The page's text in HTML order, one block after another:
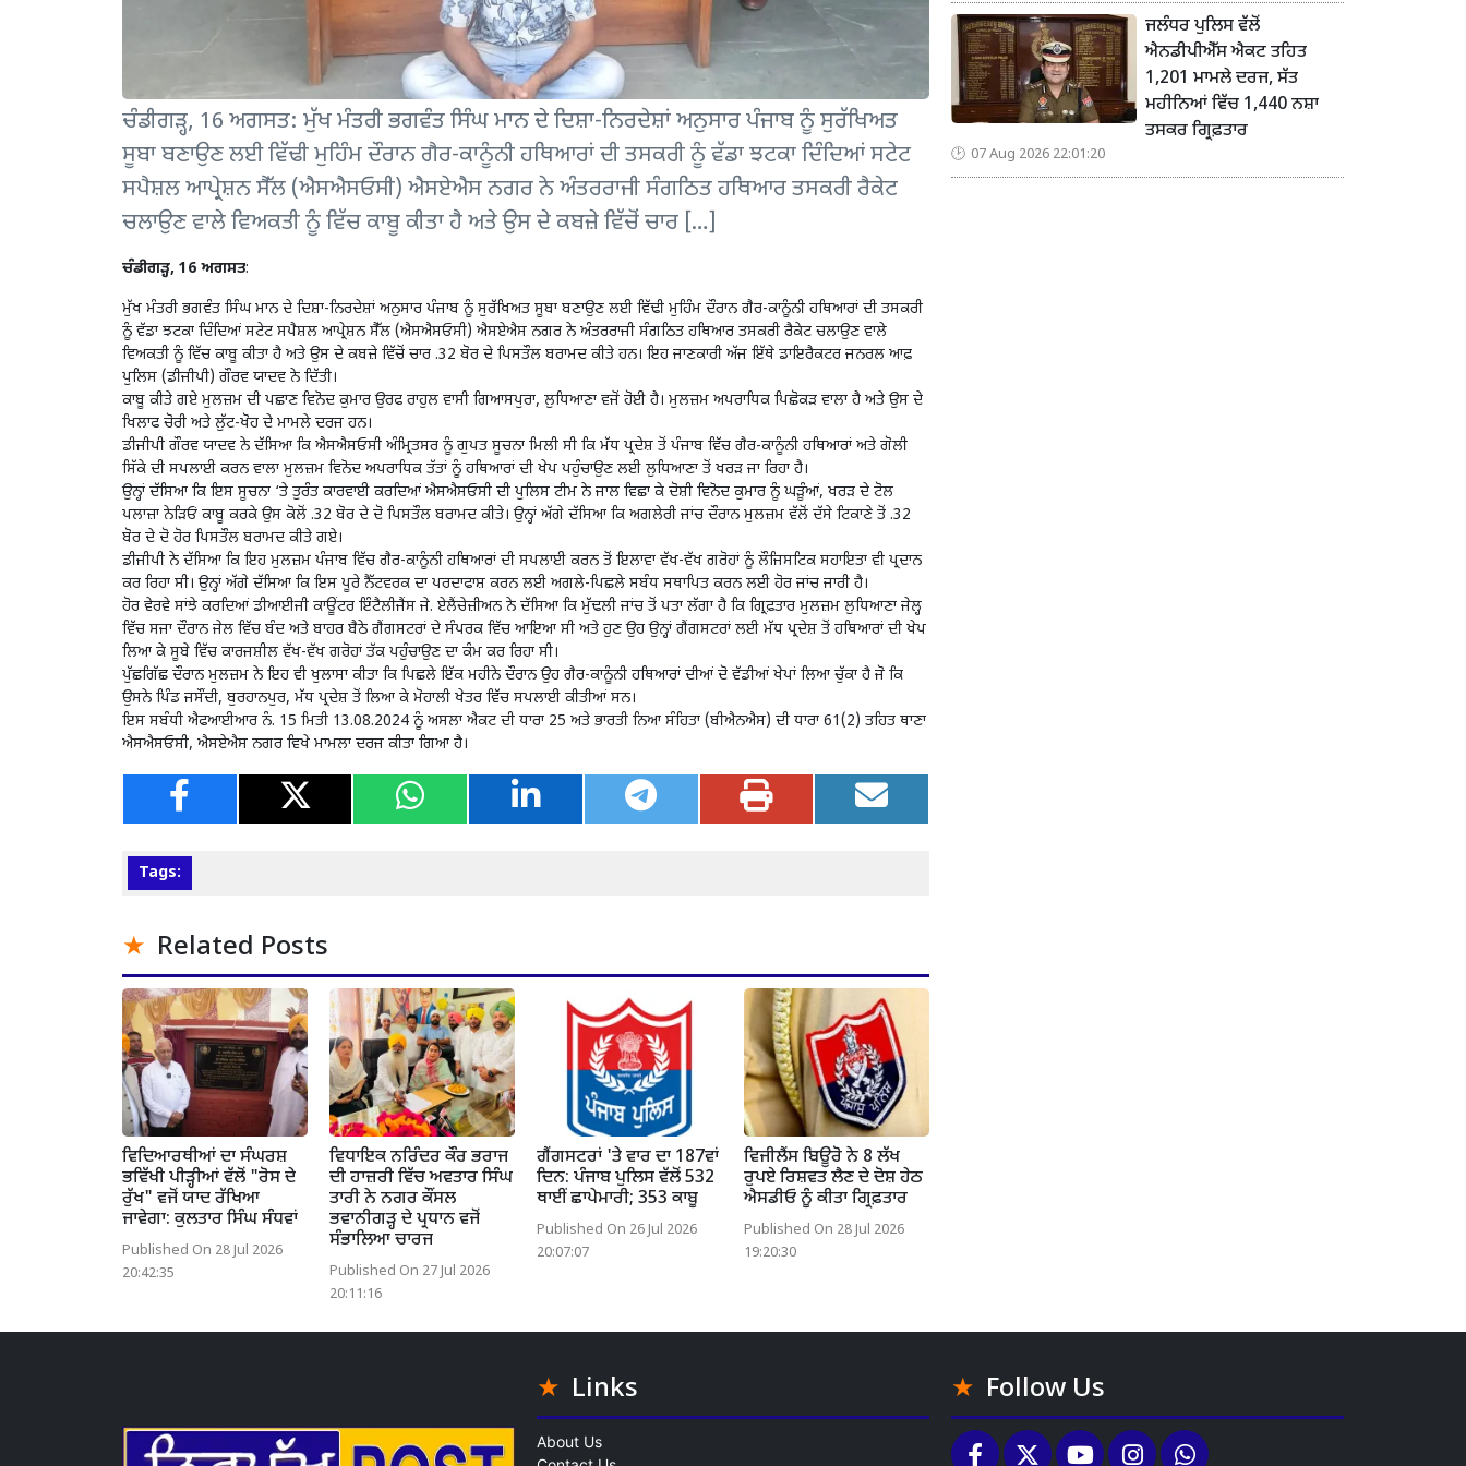
ਚੰਡੀਗੜ੍ਹ, 16 ਅਗਸਤ: ਮੁੱਖ ਮੰਤਰੀ ਭਗਵੰਤ ਸਿੰਘ ਮਾਨ ਦੇ ਦਿਸ਼ਾ-ਨਿਰਦੇਸ਼ਾਂ ਅਨੁਸਾਰ ਪੰਜਾਬ ਨੂੰ ਸੁਰੱਖਿਅਤ
ਸੂਬਾ ਬਣਾਉਣ ਲਈ ਵਿੱਢੀ ਮੁਹਿੰਮ ਦੌਰਾਨ ਗੈਰ-ਕਾਨੂੰਨੀ ਹਥਿਆਰਾਂ ਦੀ ਤਸਕਰੀ ਨੂੰ ਵੱਡਾ ਝਟਕਾ ਦਿੰਦਿਆਂ ਸਟੇਟ
ਸਪੈਸ਼ਲ ਆਪ੍ਰੇਸ਼ਨ ਸੈੱਲ (ਐਸਐਸਓਸੀ) ਐਸਏਐਸ ਨਗਰ ਨੇ ਅੰਤਰਰਾਜੀ ਸੰਗਠਿਤ ਹਥਿਆਰ ਤਸਕਰੀ ਰੈਕੇਟ
ਚਲਾਉਣ ਵਾਲੇ ਵਿਅਕਤੀ ਨੂੰ ਵਿੱਚ ਕਾਬੂ ਕੀਤਾ ਹੈ ਅਤੇ ਉਸ ਦੇ ਕਬਜ਼ੇ ਵਿੱਚੋਂ ਚਾਰ […]
ਚੰਡੀਗੜ੍ਹ, 16 ਅਗਸਤ:
ਮੁੱਖ ਮੰਤਰੀ ਭਗਵੰਤ ਸਿੰਘ ਮਾਨ ਦੇ ਦਿਸ਼ਾ-ਨਿਰਦੇਸ਼ਾਂ ਅਨੁਸਾਰ ਪੰਜਾਬ ਨੂੰ ਸੁਰੱਖਿਅਤ ਸੂਬਾ ਬਣਾਉਣ ਲਈ ਵਿੱਢੀ ਮੁਹਿੰਮ ਦੌਰਾਨ ਗੈਰ-ਕਾਨੂੰਨੀ ਹਥਿਆਰਾਂ ਦੀ ਤਸਕਰੀ
ਨੂੰ ਵੱਡਾ ਝਟਕਾ ਦਿੰਦਿਆਂ ਸਟੇਟ ਸਪੈਸ਼ਲ ਆਪ੍ਰੇਸ਼ਨ ਸੈੱਲ (ਐਸਐਸਓਸੀ) ਐਸਏਐਸ ਨਗਰ ਨੇ ਅੰਤਰਰਾਜੀ ਸੰਗਠਿਤ ਹਥਿਆਰ ਤਸਕਰੀ ਰੈਕੇਟ ਚਲਾਉਣ ਵਾਲੇ
ਵਿਅਕਤੀ ਨੂੰ ਵਿੱਚ ਕਾਬੂ ਕੀਤਾ ਹੈ ਅਤੇ ਉਸ ਦੇ ਕਬਜ਼ੇ ਵਿੱਚੋਂ ਚਾਰ .32 ਬੋਰ ਦੇ ਪਿਸਤੌਲ ਬਰਾਮਦ ਕੀਤੇ ਹਨ। ਇਹ ਜਾਣਕਾਰੀ ਅੱਜ ਇੱਥੇ ਡਾਇਰੈਕਟਰ ਜਨਰਲ ਆਫ਼
ਪੁਲਿਸ (ਡੀਜੀਪੀ) ਗੌਰਵ ਯਾਦਵ ਨੇ ਦਿੱਤੀ।
ਕਾਬੂ ਕੀਤੇ ਗਏ ਮੁਲਜ਼ਮ ਦੀ ਪਛਾਣ ਵਿਨੋਦ ਕੁਮਾਰ ਉਰਫ ਰਾਹੁਲ ਵਾਸੀ ਗਿਆਸਪੁਰਾ, ਲੁਧਿਆਣਾ ਵਜੋਂ ਹੋਈ ਹੈ। ਮੁਲਜ਼ਮ ਅਪਰਾਧਿਕ ਪਿਛੋਕੜ ਵਾਲਾ ਹੈ ਅਤੇ ਉਸ ਦੇ
ਖਿਲਾਫ ਚੋਰੀ ਅਤੇ ਲੁੱਟ-ਖੋਹ ਦੇ ਮਾਮਲੇ ਦਰਜ ਹਨ।
ਡੀਜੀਪੀ ਗੌਰਵ ਯਾਦਵ ਨੇ ਦੱਸਿਆ ਕਿ ਐਸਐਸਓਸੀ ਅੰਮ੍ਰਿਤਸਰ ਨੂੰ ਗੁਪਤ ਸੂਚਨਾ ਮਿਲੀ ਸੀ ਕਿ ਮੱਧ ਪ੍ਰਦੇਸ਼ ਤੋਂ ਪੰਜਾਬ ਵਿੱਚ ਗੈਰ-ਕਾਨੂੰਨੀ ਹਥਿਆਰਾਂ ਅਤੇ ਗੋਲੀ
ਸਿੱਕੇ ਦੀ ਸਪਲਾਈ ਕਰਨ ਵਾਲਾ ਮੁਲਜ਼ਮ ਵਿਨੋਦ ਅਪਰਾਧਿਕ ਤੱਤਾਂ ਨੂੰ ਹਥਿਆਰਾਂ ਦੀ ਖੇਪ ਪਹੁੰਚਾਉਣ ਲਈ ਲੁਧਿਆਣਾ ਤੋਂ ਖਰੜ ਜਾ ਰਿਹਾ ਹੈ।
ਉਨ੍ਹਾਂ ਦੱਸਿਆ ਕਿ ਇਸ ਸੂਚਨਾ ‘ਤੇ ਤੁਰੰਤ ਕਾਰਵਾਈ ਕਰਦਿਆਂ ਐਸਐਸਓਸੀ ਦੀ ਪੁਲਿਸ ਟੀਮ ਨੇ ਜਾਲ ਵਿਛਾ ਕੇ ਦੋਸ਼ੀ ਵਿਨੋਦ ਕੁਮਾਰ ਨੂੰ ਘੜੂੰਆਂ, ਖਰੜ ਦੇ ਟੋਲ
ਪਲਾਜ਼ਾ ਨੇੜਿਓਂ ਕਾਬੂ ਕਰਕੇ ਉਸ ਕੋਲੋਂ .32 ਬੋਰ ਦੇ ਦੋ ਪਿਸਤੌਲ ਬਰਾਮਦ ਕੀਤੇ। ਉਨ੍ਹਾਂ ਅੱਗੇ ਦੱਸਿਆ ਕਿ ਅਗਲੇਰੀ ਜਾਂਚ ਦੌਰਾਨ ਮੁਲਜ਼ਮ ਵੱਲੋਂ ਦੱਸੇ ਟਿਕਾਣੇ ਤੋਂ .32
ਬੋਰ ਦੇ ਦੋ ਹੋਰ ਪਿਸਤੌਲ ਬਰਾਮਦ ਕੀਤੇ ਗਏ।
ਡੀਜੀਪੀ ਨੇ ਦੱਸਿਆ ਕਿ ਇਹ ਮੁਲਜ਼ਮ ਪੰਜਾਬ ਵਿੱਚ ਗੈਰ-ਕਾਨੂੰਨੀ ਹਥਿਆਰਾਂ ਦੀ ਸਪਲਾਈ ਕਰਨ ਤੋਂ ਇਲਾਵਾ ਵੱਖ-ਵੱਖ ਗਰੋਹਾਂ ਨੂੰ ਲੌਜਿਸਟਿਕ ਸਹਾਇਤਾ ਵੀ ਪ੍ਰਦਾਨ
ਕਰ ਰਿਹਾ ਸੀ। ਉਨ੍ਹਾਂ ਅੱਗੇ ਦੱਸਿਆ ਕਿ ਇਸ ਪੂਰੇ ਨੈੱਟਵਰਕ ਦਾ ਪਰਦਾਫਾਸ਼ ਕਰਨ ਲਈ ਅਗਲੇ-ਪਿਛਲੇ ਸਬੰਧ ਸਥਾਪਿਤ ਕਰਨ ਲਈ ਹੋਰ ਜਾਂਚ ਜਾਰੀ ਹੈ।
ਹੋਰ ਵੇਰਵੇ ਸਾਂਝੇ ਕਰਦਿਆਂ ਡੀਆਈਜੀ ਕਾਊਂਟਰ ਇੰਟੈਲੀਜੈਂਸ ਜੇ. ਏਲੈਂਚੇਜ਼ੀਅਨ ਨੇ ਦੱਸਿਆ ਕਿ ਮੁੱਢਲੀ ਜਾਂਚ ਤੋਂ ਪਤਾ ਲੱਗਾ ਹੈ ਕਿ ਗ੍ਰਿਫ਼ਤਾਰ ਮੁਲਜ਼ਮ ਲੁਧਿਆਣਾ ਜੇਲ੍ਹ
ਵਿੱਚ ਸਜਾ ਦੌਰਾਨ ਜੇਲ ਵਿੱਚ ਬੰਦ ਅਤੇ ਬਾਹਰ ਬੈਠੇ ਗੈਂਗਸਟਰਾਂ ਦੇ ਸੰਪਰਕ ਵਿੱਚ ਆਇਆ ਸੀ ਅਤੇ ਹੁਣ ਉਹ ਉਨ੍ਹਾਂ ਗੈਂਗਸਟਰਾਂ ਲਈ ਮੱਧ ਪ੍ਰਦੇਸ਼ ਤੋਂ ਹਥਿਆਰਾਂ ਦੀ ਖੇਪ
ਲਿਆ ਕੇ ਸੂਬੇ ਵਿੱਚ ਕਾਰਜਸ਼ੀਲ ਵੱਖ-ਵੱਖ ਗਰੋਹਾਂ ਤੱਕ ਪਹੁੰਚਾਉਣ ਦਾ ਕੰਮ ਕਰ ਰਿਹਾ ਸੀ।
ਪੁੱਛਗਿੱਛ ਦੌਰਾਨ ਮੁਲਜ਼ਮ ਨੇ ਇਹ ਵੀ ਖੁਲਾਸਾ ਕੀਤਾ ਕਿ ਪਿਛਲੇ ਇੱਕ ਮਹੀਨੇ ਦੌਰਾਨ ਉਹ ਗੈਰ-ਕਾਨੂੰਨੀ ਹਥਿਆਰਾਂ ਦੀਆਂ ਦੋ ਵੱਡੀਆਂ ਖੇਪਾਂ ਲਿਆ ਚੁੱਕਾ ਹੈ ਜੋ ਕਿ
ਉਸਨੇ ਪਿੰਡ ਜਸੌਂਦੀ, ਬੁਰਹਾਨਪੁਰ, ਮੱਧ ਪ੍ਰਦੇਸ਼ ਤੋਂ ਲਿਆ ਕੇ ਮੋਹਾਲੀ ਖੇਤਰ ਵਿੱਚ ਸਪਲਾਈ ਕੀਤੀਆਂ ਸਨ।
ਇਸ ਸਬੰਧੀ ਐਫਆਈਆਰ ਨੰ. 15 ਮਿਤੀ 13.08.2024 ਨੂੰ ਅਸਲਾ ਐਕਟ ਦੀ ਧਾਰਾ 25 ਅਤੇ ਭਾਰਤੀ ਨਿਆ ਸੰਹਿਤਾ (ਬੀਐਨਐਸ) ਦੀ ਧਾਰਾ 61(2) ਤਹਿਤ ਥਾਣਾ
ਐਸਐਸਓਸੀ, ਐਸਏਐਸ ਨਗਰ ਵਿਖੇ ਮਾਮਲਾ ਦਰਜ ਕੀਤਾ ਗਿਆ ਹੈ।
Tags:
Related Posts
ਵਿਦਿਆਰਥੀਆਂ ਦਾ ਸੰਘਰਸ਼
ਭਵਿੱਖੀ ਪੀੜ੍ਹੀਆਂ ਵੱਲੋਂ "ਰੋਸ ਦੇ
ਰੁੱਖ" ਵਜੋਂ ਯਾਦ ਰੱਖਿਆ
ਜਾਵੇਗਾ: ਕੁਲਤਾਰ ਸਿੰਘ ਸੰਧਵਾਂ
Published On 28 Jul 2026
20:42:35
ਵਿਧਾਇਕ ਨਰਿੰਦਰ ਕੌਰ ਭਰਾਜ
ਦੀ ਹਾਜ਼ਰੀ ਵਿੱਚ ਅਵਤਾਰ ਸਿੰਘ
ਤਾਰੀ ਨੇ ਨਗਰ ਕੌਂਸਲ
ਭਵਾਨੀਗੜ੍ਹ ਦੇ ਪ੍ਰਧਾਨ ਵਜੋਂ
ਸੰਭਾਲਿਆ ਚਾਰਜ
Published On 27 Jul 2026
20:11:16
ਗੈਂਗਸਟਰਾਂ 'ਤੇ ਵਾਰ ਦਾ 187ਵਾਂ
ਦਿਨ: ਪੰਜਾਬ ਪੁਲਿਸ ਵੱਲੋਂ 532
ਥਾਈਂ ਛਾਪੇਮਾਰੀ; 353 ਕਾਬੂ
Published On 26 Jul 2026
20:07:07
ਵਿਜੀਲੈਂਸ ਬਿਊਰੋ ਨੇ 8 ਲੱਖ
ਰੁਪਏ ਰਿਸ਼ਵਤ ਲੈਣ ਦੇ ਦੋਸ਼ ਹੇਠ
ਐਸਡੀਓ ਨੂੰ ਕੀਤਾ ਗ੍ਰਿਫ਼ਤਾਰ
Published On 28 Jul 2026
19:20:30
ਜਲੰਧਰ ਪੁਲਿਸ ਵੱਲੋਂ
ਐਨਡੀਪੀਐੱਸ ਐਕਟ ਤਹਿਤ
1,201 ਮਾਮਲੇ ਦਰਜ, ਸੱਤ
ਮਹੀਨਿਆਂ ਵਿੱਚ 1,440 ਨਸ਼ਾ
ਤਸਕਰ ਗ੍ਰਿਫ਼ਤਾਰ
07 Aug 2026 22:01:20
Links
About Us
Follow Us